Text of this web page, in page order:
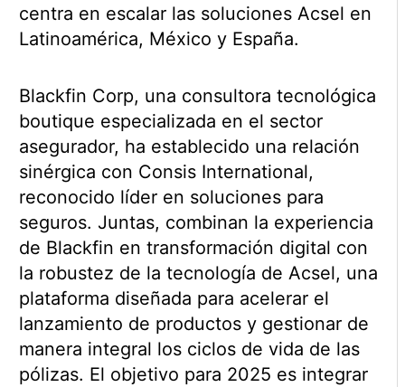
centra en escalar las soluciones Acsel en
Latinoamérica, México y España.
Blackfin Corp, una consultora tecnológica
boutique especializada en el sector
asegurador, ha establecido una relación
sinérgica con Consis International,
reconocido líder en soluciones para
seguros. Juntas, combinan la experiencia
de Blackfin en transformación digital con
la robustez de la tecnología de Acsel, una
plataforma diseñada para acelerar el
lanzamiento de productos y gestionar de
manera integral los ciclos de vida de las
pólizas. El objetivo para 2025 es integrar